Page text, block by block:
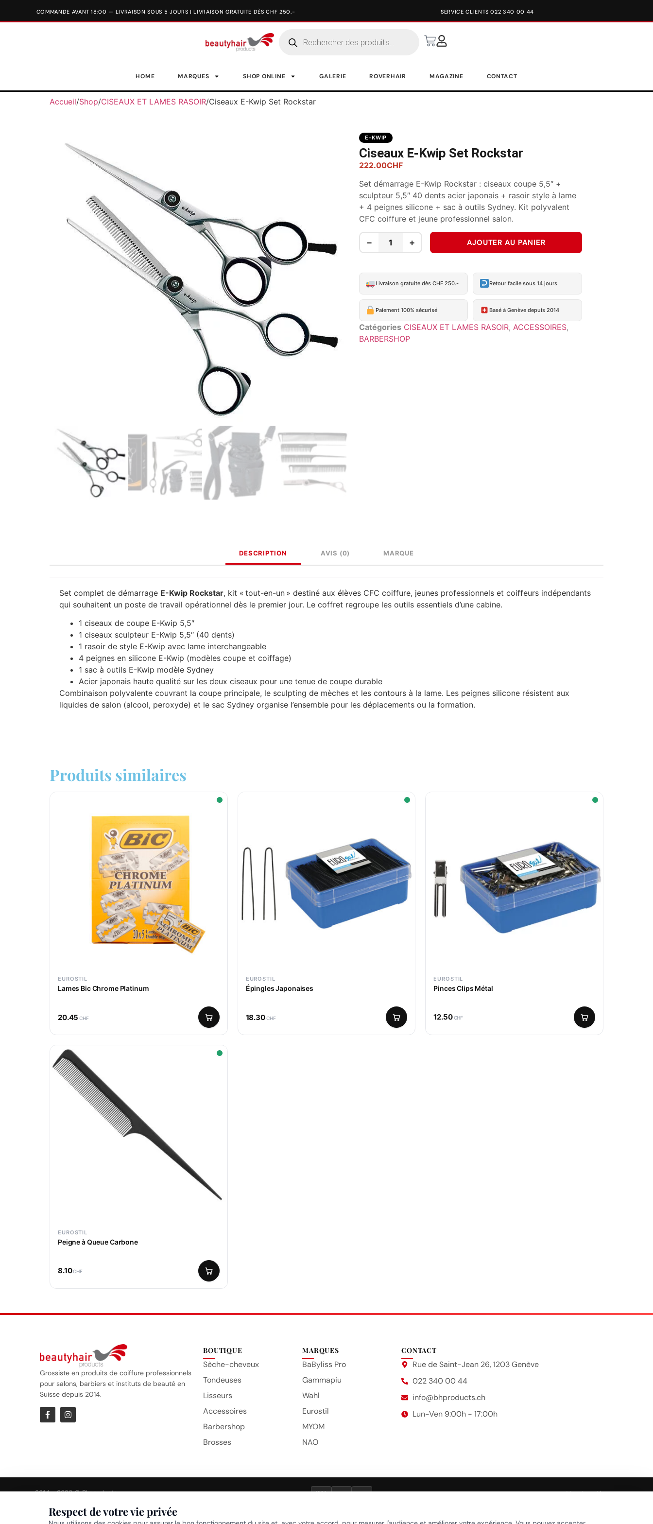
SERVICE CLIENTS 022 340 00 44
HOME MARQUES SHOP ONLINE GALERIE ROVERHAIR MAGAZINE CONTACT
Accueil/Shop/CISEAUX ET LAMES RASOIR/Ciseaux E-Kwip Set Rockstar
E-KWIP
Ciseaux E-Kwip Set Rockstar
222.00CHF
Set démarrage E-Kwip Rockstar : ciseaux coupe 5,5″ +
sculpteur 5,5″ 40 dents acier japonais + rasoir style à lame
+ 4 peignes silicone + sac à outils Sydney. Kit polyvalent
CFC coiffure et jeune professionnel salon.
− + AJOUTER AU PANIER
Livraison gratuite dès CHF 250.- Retour facile sous 14 jours
Paiement 100% sécurisé Basé à Genève depuis 2014
Catégories CISEAUX ET LAMES RASOIR, ACCESSOIRES,
BARBERSHOP
DESCRIPTION AVIS (0) MARQUE
Set complet de démarrage E-Kwip Rockstar, kit « tout-en-un » destiné aux élèves CFC coiffure, jeunes professionnels et coiffeurs indépendants
qui souhaitent un poste de travail opérationnel dès le premier jour. Le coffret regroupe les outils essentiels d’une cabine.
1 ciseaux de coupe E-Kwip 5,5″
1 ciseaux sculpteur E-Kwip 5,5″ (40 dents)
1 rasoir de style E-Kwip avec lame interchangeable
4 peignes en silicone E-Kwip (modèles coupe et coiffage)
1 sac à outils E-Kwip modèle Sydney
Acier japonais haute qualité sur les deux ciseaux pour une tenue de coupe durable
Combinaison polyvalente couvrant la coupe principale, le sculpting de mèches et les contours à la lame. Les peignes silicone résistent aux
liquides de salon (alcool, peroxyde) et le sac Sydney organise l’ensemble pour les déplacements ou la formation.
Produits similaires
EUROSTIL
Lames Bic Chrome Platinum
20.45 CHF
EUROSTIL
Épingles Japonaises
18.30CHF
EUROSTIL
Pinces Clips Métal
12.50 CHF
EUROSTIL
Peigne à Queue Carbone
8.10CHF
Grossiste en produits de coiffure professionnels
pour salons, barbiers et instituts de beauté en
Suisse depuis 2014.
BOUTIQUE
Sèche-cheveux
Tondeuses
Lisseurs
Accessoires
Barbershop
Brosses
MARQUES
BaByliss Pro
Gammapiu
Wahl
Eurostil
MYOM
NAO
CONTACT
Rue de Saint-Jean 26, 1203 Genève
022 340 00 44
info@bhproducts.ch
Lun-Ven 9:00h - 17:00h
2014 – 2026 © Bhproducts VISA TWINT POST Mentions légales
Respect de votre vie privée
Politique de confidentialité • Politique cookies • Gérer mes préférences cookies